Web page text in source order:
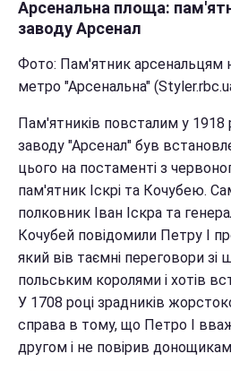
Арсенальна площа:
заводу Арсенал
Фото: Пам'ятник арсенальцям
метро "Арсенальна"
Пам'ятників повсталим у 1918
заводу "Арсенал" був
цього на постаменті з
пам'ятник Іскрі та Кочубею.
полковник Іван Іскра та
Кочубей повідомили Петру I
який вів таємні переговори зі
польським королями і хотів
У 1708 році зрадників
справа в тому, що Петро I
другом і не повірив